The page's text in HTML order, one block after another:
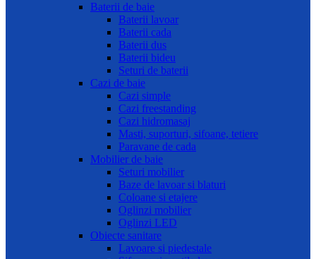
Baterii de baie
Baterii lavoar
Baterii cada
Baterii dus
Baterii bideu
Seturi de baterii
Cazi de baie
Cazi simple
Cazi freestanding
Cazi hidromasaj
Masti, suporturi, sifoane, tetiere
Paravane de cada
Mobilier de baie
Seturi mobilier
Baze de lavoar si blaturi
Coloane si etajere
Oglinzi mobilier
Oglinzi LED
Obiecte sanitare
Lavoare si piedestale